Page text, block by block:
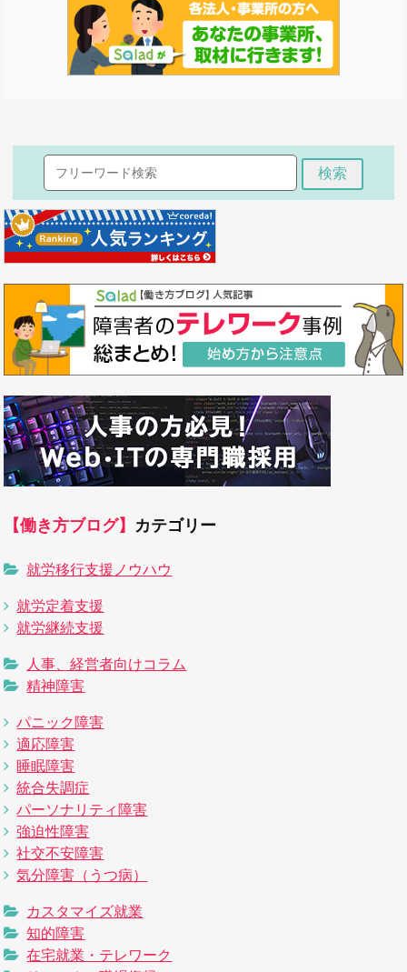
検索
【働き方ブログ】 カテゴリー
就労移行支援ノウハウ
就労定着支援
就労継続支援
人事、経営者向けコラム
精神障害
パニック障害
適応障害
睡眠障害
統合失調症
パーソナリティ障害
強迫性障害
社交不安障害
気分障害（うつ病）
カスタマイズ就業
知的障害
在宅就業・テレワーク